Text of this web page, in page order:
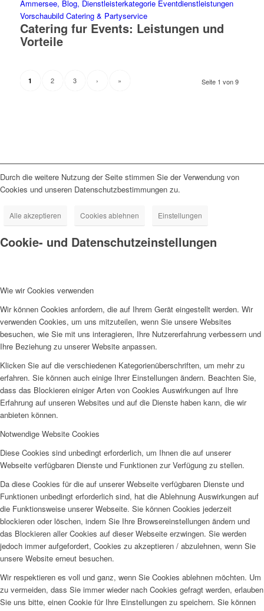
Catering fur Events: Leistungen und
Vorteile
Seite 1 von 9
1 2 3 › »
Durch die weitere Nutzung der Seite stimmen Sie der Verwendung von
Cookies und unseren Datenschutzbestimmungen zu.
Alle akzeptieren Cookies ablehnen Einstellungen
Cookie- und Datenschutzeinstellungen
Wie wir Cookies verwenden
Wir können Cookies anfordern, die auf Ihrem Gerät eingestellt werden. Wir
verwenden Cookies, um uns mitzuteilen, wenn Sie unsere Websites
besuchen, wie Sie mit uns interagieren, Ihre Nutzererfahrung verbessern und
Ihre Beziehung zu unserer Website anpassen.
Klicken Sie auf die verschiedenen Kategorienüberschriften, um mehr zu
erfahren. Sie können auch einige Ihrer Einstellungen ändern. Beachten Sie,
dass das Blockieren einiger Arten von Cookies Auswirkungen auf Ihre
Erfahrung auf unseren Websites und auf die Dienste haben kann, die wir
anbieten können.
Notwendige Website Cookies
Diese Cookies sind unbedingt erforderlich, um Ihnen die auf unserer
Webseite verfügbaren Dienste und Funktionen zur Verfügung zu stellen.
Da diese Cookies für die auf unserer Webseite verfügbaren Dienste und
Funktionen unbedingt erforderlich sind, hat die Ablehnung Auswirkungen auf
die Funktionsweise unserer Webseite. Sie können Cookies jederzeit
blockieren oder löschen, indem Sie Ihre Browsereinstellungen ändern und
das Blockieren aller Cookies auf dieser Webseite erzwingen. Sie werden
jedoch immer aufgefordert, Cookies zu akzeptieren / abzulehnen, wenn Sie
unsere Website erneut besuchen.
Wir respektieren es voll und ganz, wenn Sie Cookies ablehnen möchten. Um
zu vermeiden, dass Sie immer wieder nach Cookies gefragt werden, erlauben
Sie uns bitte, einen Cookie für Ihre Einstellungen zu speichern. Sie können